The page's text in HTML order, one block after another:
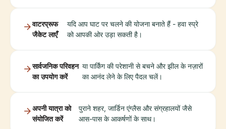
वाटरप्रूफ
जैकेट लाएँ
यदि आप घाट पर चलने की योजना बनाते हैं - हवा स्प्रे
को आपकी ओर उड़ा सकती है।
सार्वजनिक परिवहन
का उपयोग करें
या पार्किंग की परेशानी से बचने और झील के नज़ारों
का आनंद लेने के लिए पैदल चलें।
अपनी यात्रा को
संयोजित करें
पुराने शहर, जार्डिन एंग्लैस और संग्रहालयों जैसे
आस-पास के आकर्षणों के साथ।